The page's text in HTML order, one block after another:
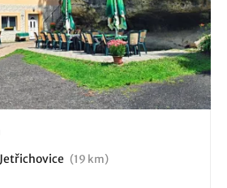
Jetřichovice (19 km)